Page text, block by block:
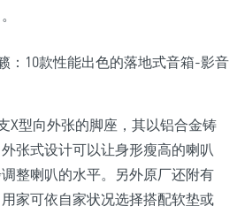
X型向外张的脚座，其以铝合金铸
张式设计可以让身形瘦高的喇叭
整喇叭的水平。另外原厂还附有
家可依自家状况选择搭配软垫或